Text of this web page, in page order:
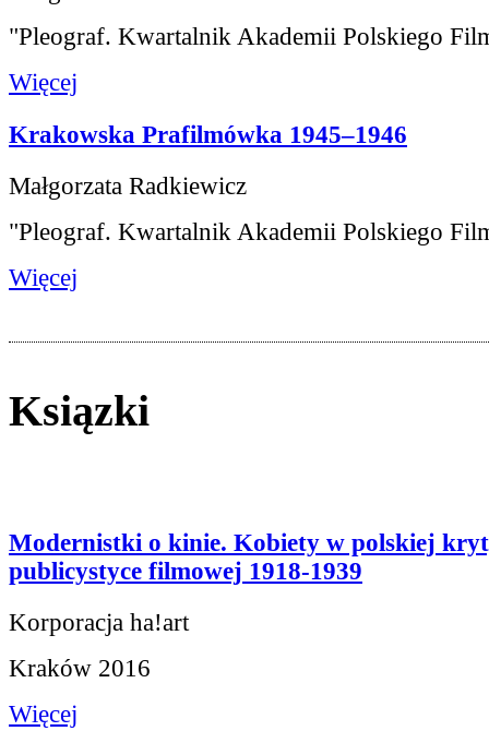
"Pleograf. Kwartalnik Akademii Polskiego
Więcej
Krakowska Prafilmówka 1945–1946
Małgorzata Radkiewicz
"Pleograf. Kwartalnik Akademii Polskiego
Więcej
Ksiązki
Modernistki o kinie. Kobiety w polskiej
publicystyce filmowej 1918-1939
Korporacja ha!art
Kraków 2016
Więcej